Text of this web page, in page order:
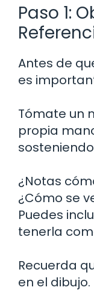
Paso 1:
Antes de
es
Tómate un
propia
¿Notas
¿Cómo se
Puedes
tenerla
Recuerda
en el dibujo.